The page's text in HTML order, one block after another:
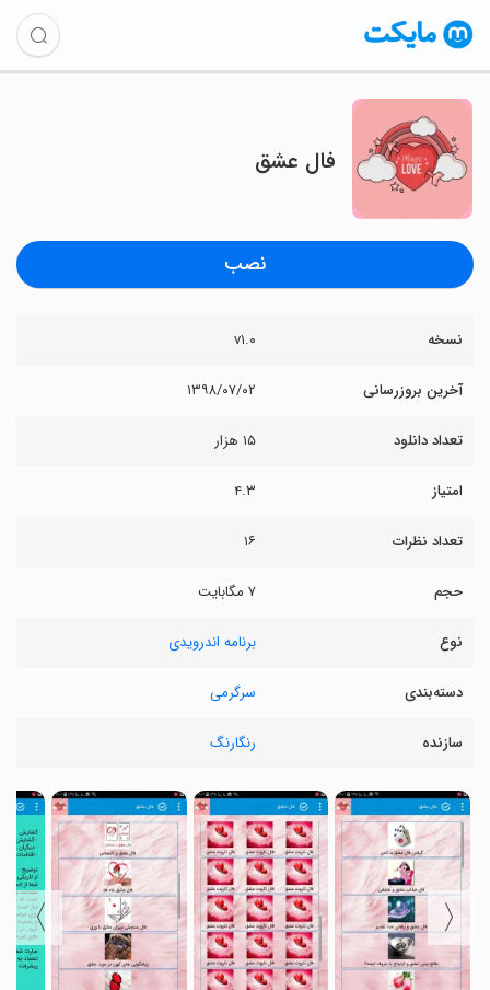
فال عشق
نصب
نسخه v۱.۰
آخرین بروزرسانی ۱۳۹۸/۰۷/۰۲
تعداد دانلود ۱۵ هزار
امتیاز ۴.۳
تعداد نظرات ۱۶
حجم ۷ مگابایت
نوع برنامه اندرویدی
دسته‌بندی سرگرمی
سازنده رنگارنگ
〈
〉